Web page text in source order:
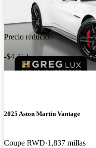
Precio reducido
-$4,452
2025 Aston Martin Vantage
Coupe RWD 1,837 millas